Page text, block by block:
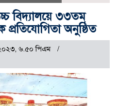
বিদ্যালয়ে ৩৩তম
প্রতিযোগিতা অনুষ্ঠিত
৬.৫০ পিএম